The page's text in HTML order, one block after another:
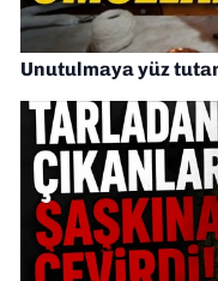
Unutulmaya yüz